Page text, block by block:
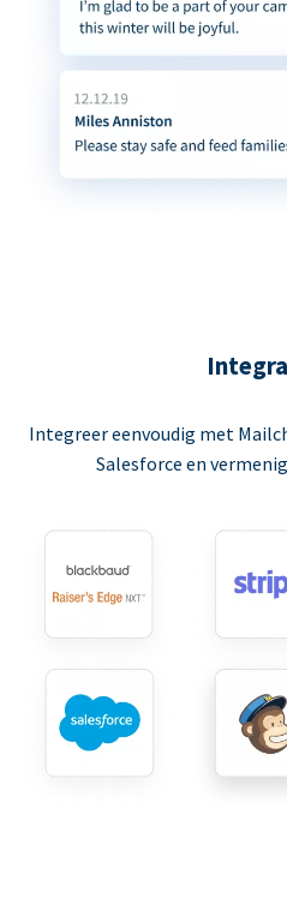
Integreer eenvoudig met
Salesforce en